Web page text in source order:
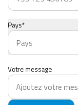
Pays*
Votre message